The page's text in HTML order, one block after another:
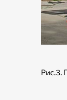
Рис.3.